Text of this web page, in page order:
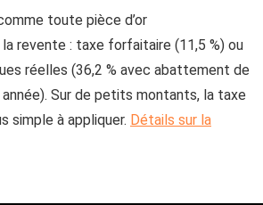
toute pièce d’or
la revente : taxe forfaitaire (11,5 %) ou
réelles (36,2 % avec abattement de
année). Sur de petits montants, la taxe
simple à appliquer. Détails sur la